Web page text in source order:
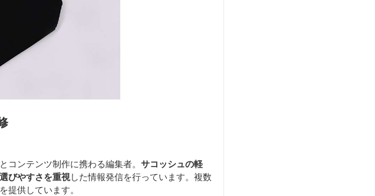
ンテンツ制作に携わる編集者。 サコッシュの軽
びやすさを重視した情報発信を行っています。複数
提供しています。